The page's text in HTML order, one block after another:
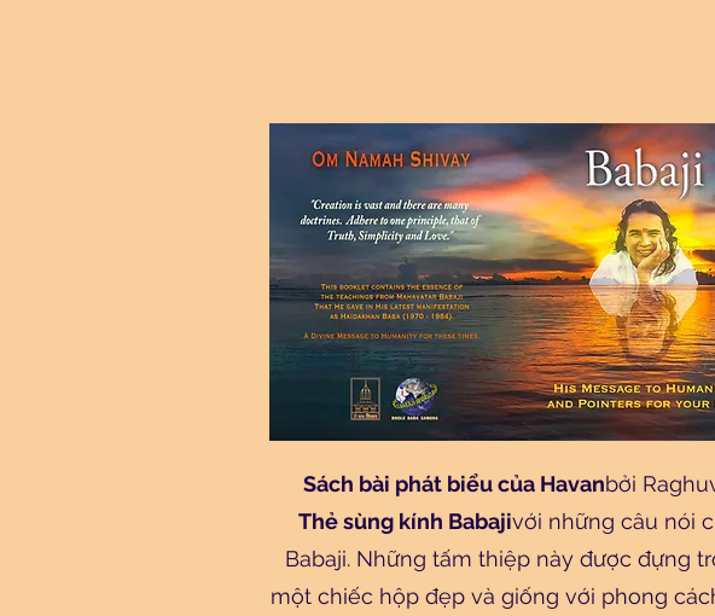
Sách bài phát biểu của Havanbởi
Thẻ sùng kính Babajivới những câu nói
Babaji. Những tấm thiệp này được đựng
một chiếc hộp đẹp và giống với phong